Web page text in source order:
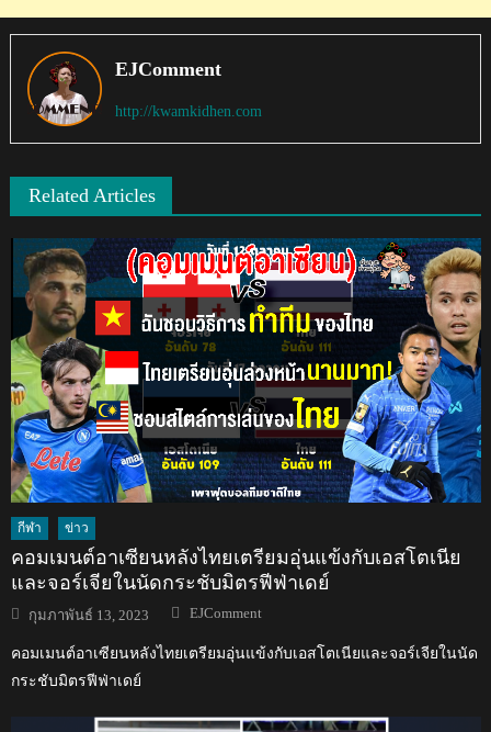
EJComment
http://kwamkidhen.com
Related Articles
กีฬา ข่าว
คอมเมนต์อาเซียนหลังไทยเตรียมอุ่นแข้งกับเอสโตเนีย
และจอร์เจียในนัดกระชับมิตรฟีฟ่าเดย์
Posted
on
กุมภาพันธ์ 13, 2023 Author
EJComment
คอมเมนต์อาเซียนหลังไทยเตรียมอุ่นแข้งกับเอสโตเนียและจอร์เจียในนัด
กระชับมิตรฟีฟ่าเดย์